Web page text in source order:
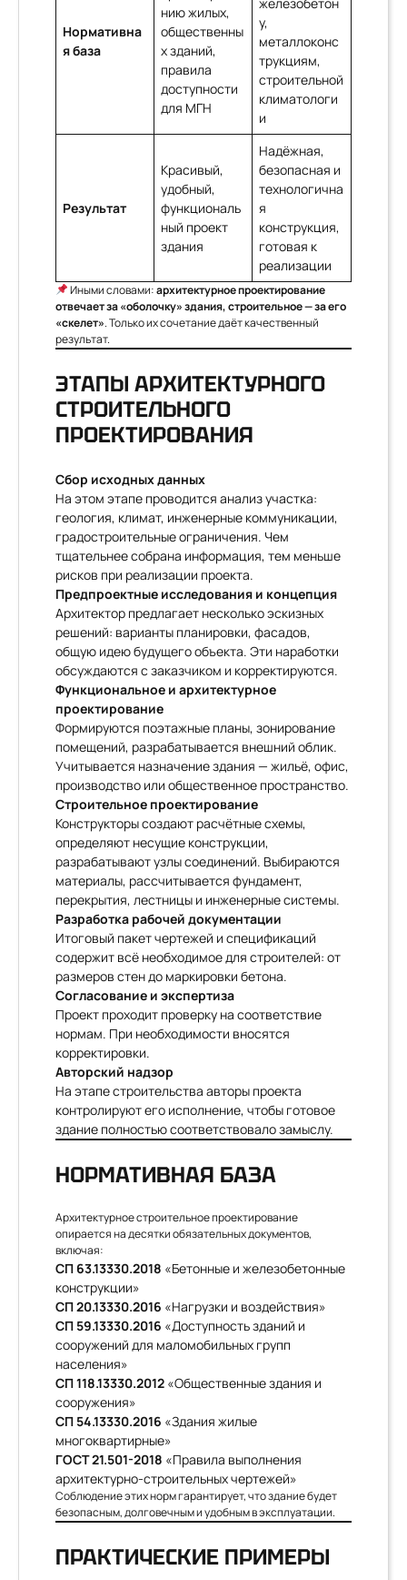
Нормативна
я база
нию жилых,
общественны
х зданий,
правила
доступности
для МГН
у,
металлоконс
трукциям,
строительной
климатологи
и
Результат
Красивый,
удобный,
функциональ
ный проект
здания
Надёжная,
безопасная и
технологична
я
конструкция,
готовая к
реализации
Иными словами:архитектурное проектирование
отвечает за «оболочку» здания, строительное — за его
«скелет». Только их сочетание даёт качественный
результат.
ЭТАПЫ АРХИТЕКТУРНОГО
СТРОИТЕЛЬНОГО
ПРОЕКТИРОВАНИЯ
Сбор исходных данных
На этом этапе проводится анализ участка:
геология, климат, инженерные коммуникации,
градостроительные ограничения. Чем
тщательнее собрана информация, тем меньше
рисков при реализации проекта.
Предпроектные исследования и концепция
Архитектор предлагает несколько эскизных
решений: варианты планировки, фасадов,
общую идею будущего объекта. Эти наработки
обсуждаются с заказчиком и корректируются.
Функциональное и архитектурное
проектирование
Формируются поэтажные планы, зонирование
помещений, разрабатывается внешний облик.
Учитывается назначение здания — жильё, офис,
производство или общественное пространство.
Строительное проектирование
Конструкторы создают расчётные схемы,
определяют несущие конструкции,
разрабатывают узлы соединений. Выбираются
материалы, рассчитывается фундамент,
перекрытия, лестницы и инженерные системы.
Разработка рабочей документации
Итоговый пакет чертежей и спецификаций
содержит всё необходимое для строителей: от
размеров стен до маркировки бетона.
Согласование и экспертиза
Проект проходит проверку на соответствие
нормам. При необходимости вносятся
корректировки.
Авторский надзор
На этапе строительства авторы проекта
контролируют его исполнение, чтобы готовое
здание полностью соответствовало замыслу.
НОРМАТИВНАЯ БАЗА
Архитектурное строительное проектирование
опирается на десятки обязательных документов,
включая:
СП 63.13330.2018 «Бетонные и железобетонные
конструкции»
СП 20.13330.2016 «Нагрузки и воздействия»
СП 59.13330.2016 «Доступность зданий и
сооружений для маломобильных групп
населения»
СП 118.13330.2012 «Общественные здания и
сооружения»
СП 54.13330.2016 «Здания жилые
многоквартирные»
ГОСТ 21.501-2018 «Правила выполнения
архитектурно-строительных чертежей»
Соблюдение этих норм гарантирует, что здание будет
безопасным, долговечным и удобным в эксплуатации.
ПРАКТИЧЕСКИЕ ПРИМЕРЫ